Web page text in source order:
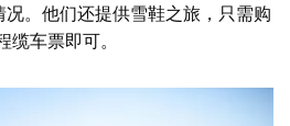
。他们还提供雪鞋之旅，只需购
车票即可。